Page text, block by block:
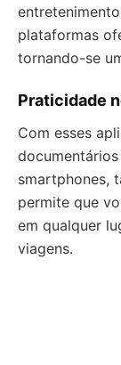
plataformas
tornando-se
Praticidade
Com esses
smartphones,
permite que
em qualquer
viagens.